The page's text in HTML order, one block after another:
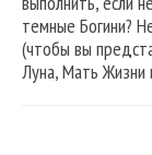
темные Богини?
(чтобы вы
Луна, Мать